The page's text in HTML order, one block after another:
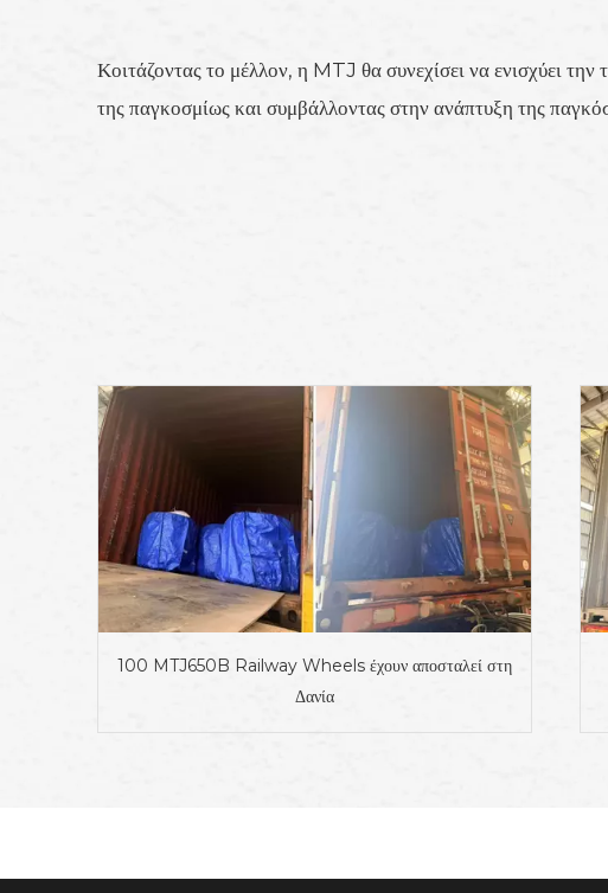
Κοιτάζοντας το μέλλον, η MTJ θα συνεχίσει να ενισχύει
της παγκοσμίως και συμβάλλοντας στην ανάπτυξη της
100 MTJ650B Railway Wheels έχουν αποσταλεί στη
Δανία